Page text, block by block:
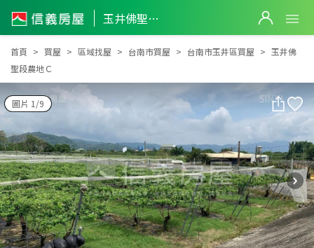
玉井佛聖段農地Ｃ
玉井佛聖段農地Ｃ
首頁 買屋 區域找屋 台南市買屋 台南市玉井區買屋
玉井佛
聖段農地Ｃ
圖片 1/9